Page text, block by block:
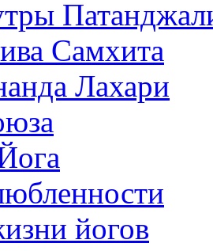
Самхита
Лахари
йогов